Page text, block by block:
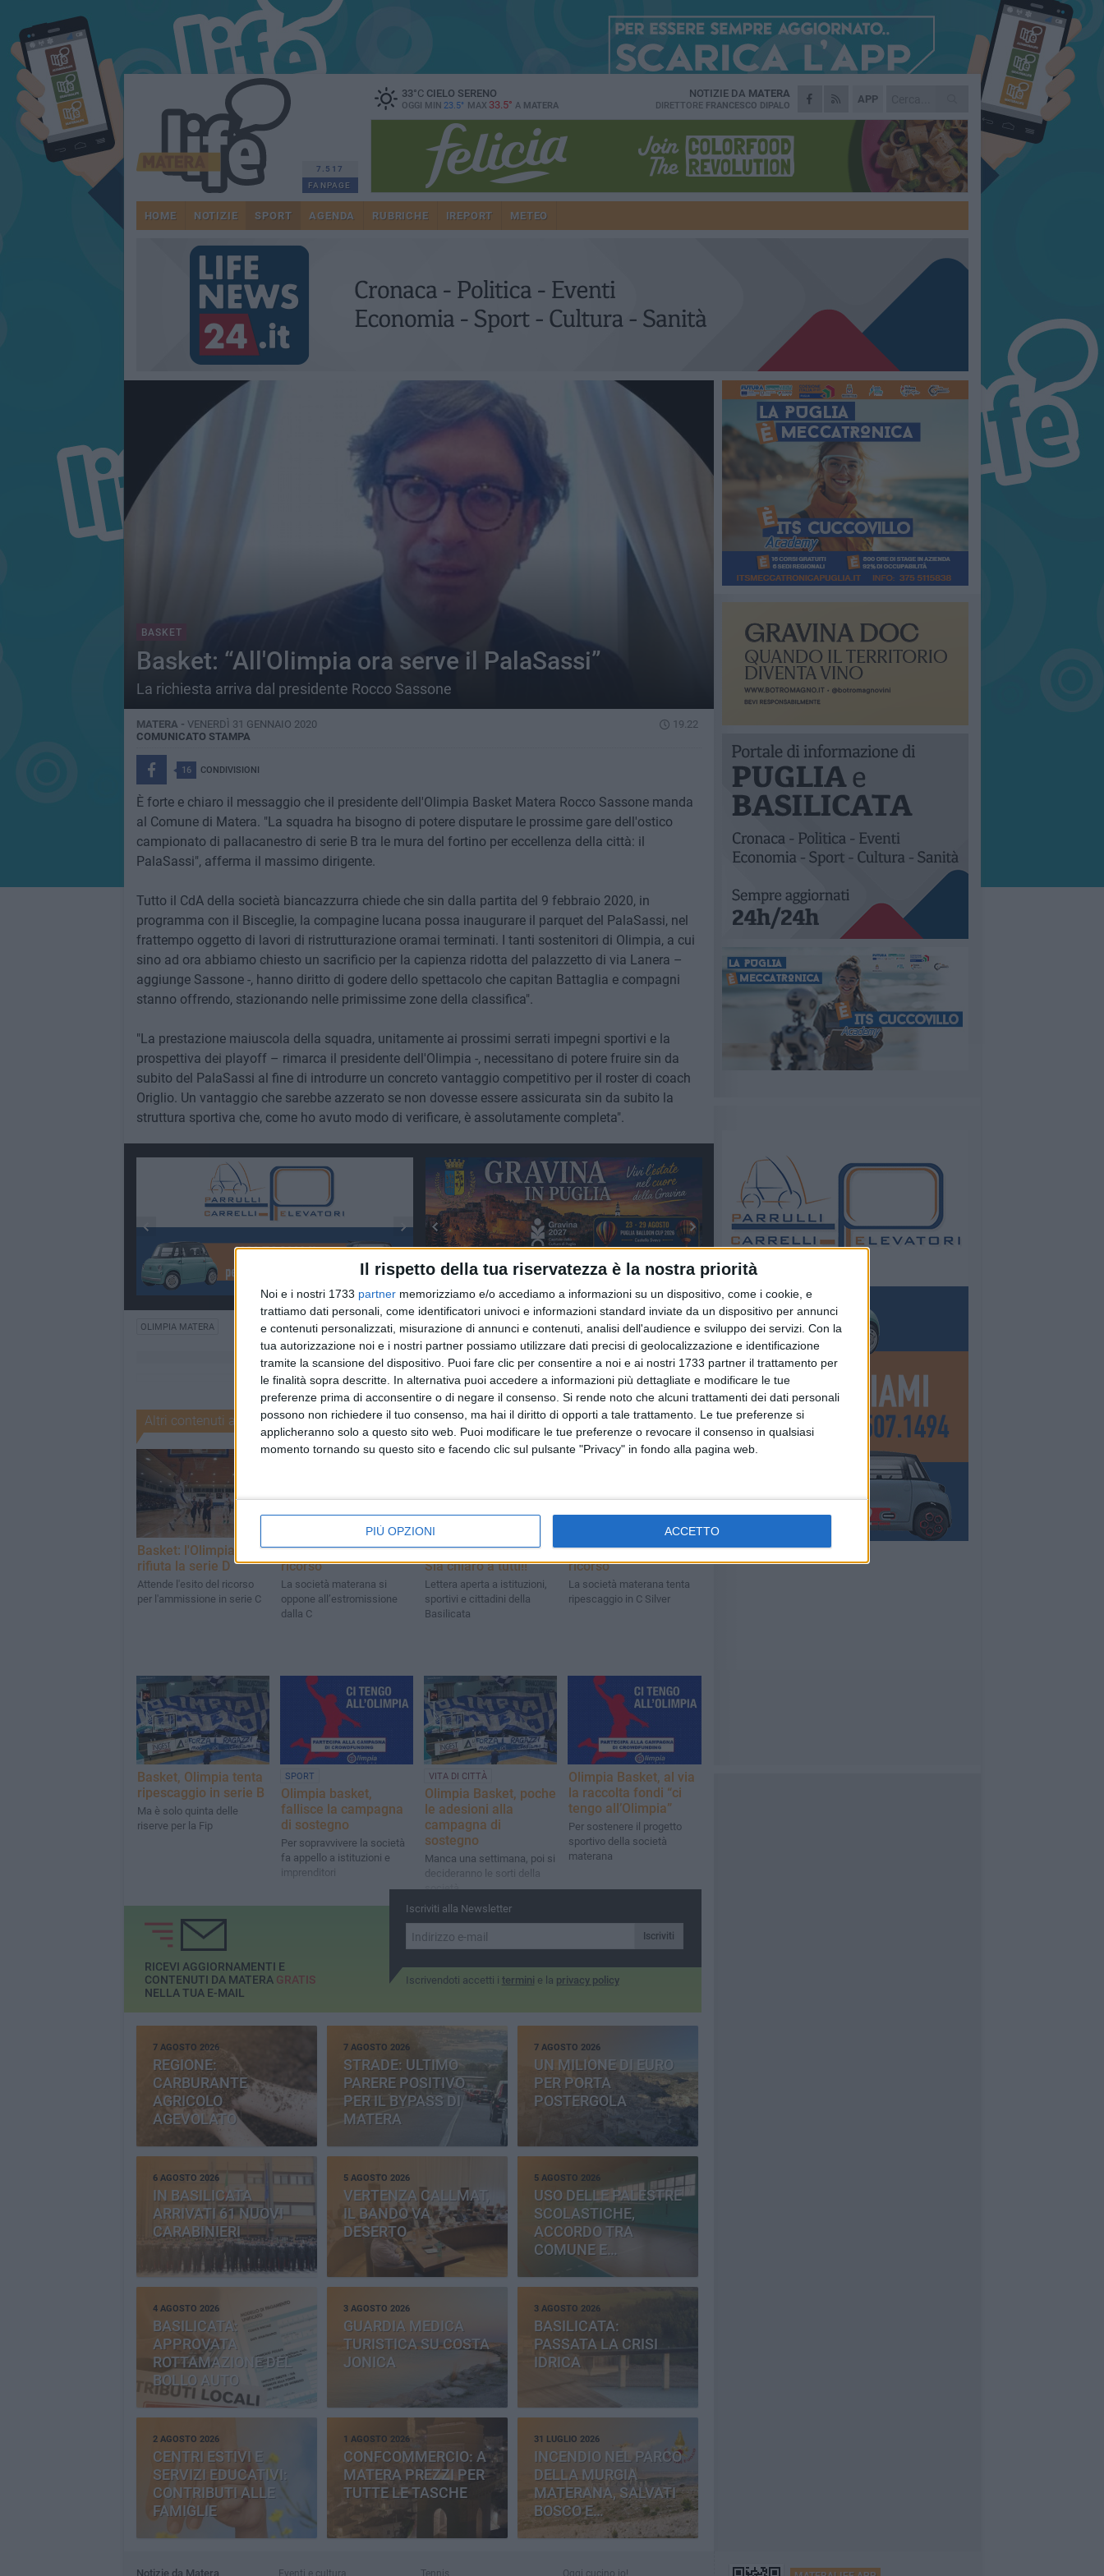
Il rispetto della tua riservatezza è la nostra priorità
Noi e i nostri 1733 partner memorizziamo e/o accediamo a informazioni su un dispositivo, come i cookie, e
trattiamo dati personali, come identificatori univoci e informazioni standard inviate da un dispositivo per annunci
e contenuti personalizzati, misurazione di annunci e contenuti, analisi dell'audience e sviluppo dei servizi. Con la
tua autorizzazione noi e i nostri partner possiamo utilizzare dati precisi di geolocalizzazione e identificazione
tramite la scansione del dispositivo. Puoi fare clic per consentire a noi e ai nostri 1733 partner il trattamento per
le finalità sopra descritte. In alternativa puoi accedere a informazioni più dettagliate e modificare le tue
preferenze prima di acconsentire o di negare il consenso. Si rende noto che alcuni trattamenti dei dati personali
possono non richiedere il tuo consenso, ma hai il diritto di opporti a tale trattamento. Le tue preferenze si
applicheranno solo a questo sito web. Puoi modificare le tue preferenze o revocare il consenso in qualsiasi
momento tornando su questo sito e facendo clic sul pulsante "Privacy" in fondo alla pagina web.
PIÙ OPZIONI ACCETTO
7.517
FANPAGE
33°CCIELO SERENO
OGGI MIN 23.5° MAX 33.5° A MATERA
APP
NOTIZIE DA MATERA
DIRETTORE FRANCESCO DIPALO
HOME NOTIZIE SPORT AGENDA RUBRICHE IREPORT METEO
BASKET
Basket: “All'Olimpia ora serve il PalaSassi”
La richiesta arriva dal presidente Rocco Sassone
MATERA - VENERDÌ 31 GENNAIO 2020
19.22
COMUNICATO STAMPA
16 CONDIVISIONI
È forte e chiaro il messaggio che il presidente dell'Olimpia Basket Matera Rocco Sassone manda
al Comune di Matera. "La squadra ha bisogno di potere disputare le prossime gare dell'ostico
campionato di pallacanestro di serie B tra le mura del fortino per eccellenza della città: il
PalaSassi", afferma il massimo dirigente.
Tutto il CdA della società biancazzurra chiede che sin dalla partita del 9 febbraio 2020, in
programma con il Bisceglie, la compagine lucana possa inaugurare il parquet del PalaSassi, nel
frattempo oggetto di lavori di ristrutturazione oramai terminati. I tanti sostenitori di Olimpia, a cui
sino ad ora abbiamo chiesto un sacrificio per la capienza ridotta del palazzetto di via Lanera –
aggiunge Sassone -, hanno diritto di godere dello spettacolo che capitan Battaglia e compagni
stanno offrendo, stazionando nelle primissime zone della classifica".
"La prestazione maiuscola della squadra, unitamente ai prossimi serrati impegni sportivi e la
prospettiva dei playoff – rimarca il presidente dell'Olimpia -, necessitano di potere fruire sin da
subito del PalaSassi al fine di introdurre un concreto vantaggio competitivo per il roster di coach
Origlio. Un vantaggio che sarebbe azzerato se non dovesse essere assicurata sin da subito la
struttura sportiva che, come ho avuto modo di verificare, è assolutamente completa".
OLIMPIA MATERA
Altri contenuti a tema
Basket: l'Olimpia
rifiuta la serie D
Attende l'esito del ricorso
per l'ammissione in serie C
L’Olimpia presenta
ricorso
La società materana si
oppone all’estromissione
dalla C
L’Olimpia non molla.
Sia chiaro a tutti!!
Lettera aperta a istituzioni,
sportivi e cittadini della
Basilicata
Basket, l’Olimpia fa
ricorso
La società materana tenta
ripescaggio in C Silver
Basket, Olimpia tenta
ripescaggio in serie B
Ma è solo quinta delle
riserve per la Fip
SPORT
Olimpia basket,
fallisce la campagna
di sostegno
Per sopravvivere la società
fa appello a istituzioni e
imprenditori
VITA DI CITTÀ
Olimpia Basket, poche
le adesioni alla
campagna di
sostegno
Manca una settimana, poi si
decideranno le sorti della
società
Olimpia Basket, al via
la raccolta fondi “ci
tengo all’Olimpia”
Per sostenere il progetto
sportivo della società
materana
Iscriviti alla Newsletter
Iscriviti
Iscrivendoti accetti i termini e la privacy policy
RICEVI AGGIORNAMENTI E
CONTENUTI DA MATERA GRATIS
NELLA TUA E-MAIL
7 AGOSTO 2026
REGIONE:
CARBURANTE
AGRICOLO
AGEVOLATO
7 AGOSTO 2026
STRADE: ULTIMO
PARERE POSITIVO
PER IL BYPASS DI
MATERA
7 AGOSTO 2026
UN MILIONE DI EURO
PER PORTA
POSTERGOLA
6 AGOSTO 2026
IN BASILICATA
ARRIVATI 61 NUOVI
CARABINIERI
5 AGOSTO 2026
VERTENZA CALLMAT,
IL BANDO VA
DESERTO
5 AGOSTO 2026
USO DELLE PALESTRE
SCOLASTICHE,
ACCORDO TRA
COMUNE E
PROVINCIA
4 AGOSTO 2026
BASILICATA:
APPROVATA
ROTTAMAZIONE DEL
BOLLO AUTO
3 AGOSTO 2026
GUARDIA MEDICA
TURISTICA SU COSTA
JONICA
3 AGOSTO 2026
BASILICATA:
PASSATA LA CRISI
IDRICA
2 AGOSTO 2026
CENTRI ESTIVI E
SERVIZI EDUCATIVI:
CONTRIBUTI ALLE
FAMIGLIE
1 AGOSTO 2026
CONFCOMMERCIO: A
MATERA PREZZI PER
TUTTE LE TASCHE
31 LUGLIO 2026
INCENDIO NEL PARCO
DELLA MURGIA
MATERANA, SALVATI
BOSCO E
CEMENTERIA
Notizie da Matera Eventi e cultura Tennis Oggi cucino io!